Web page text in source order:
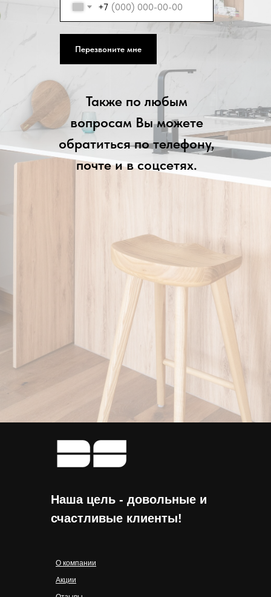
Также по любым
вопросам Вы можете
обратиться по телефону,
почте и в соцсетях.
+7
Перезвоните мне
Акции
О компании
Наша цель - довольные и
счастливые клиенты!